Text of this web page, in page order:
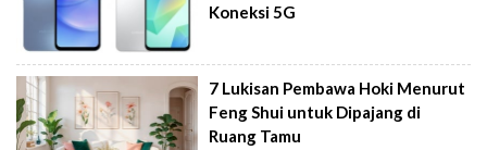
Koneksi 5G
7 Lukisan Pembawa Hoki Menurut
Feng Shui untuk Dipajang di
Ruang Tamu